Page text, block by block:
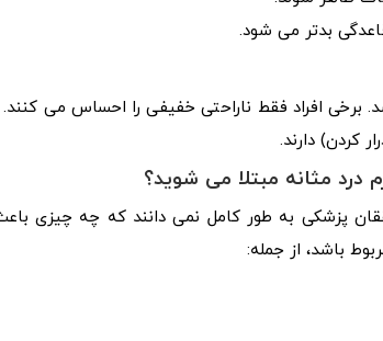
بدتر می شود.
برخی افراد فقط ناراحتی خفیفی را احساس می
کردن) دارند.
مثانه مبتلا می شوید؟
باشد، از جمله: